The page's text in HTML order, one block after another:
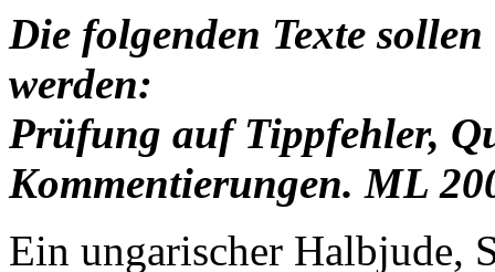
Die folgenden Texte
werden:
Prüfung auf Tippfehler,
Kommentierungen. ML
Ein ungarischer Halbjude,